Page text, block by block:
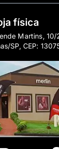
física
Martins,
SP, CEP: